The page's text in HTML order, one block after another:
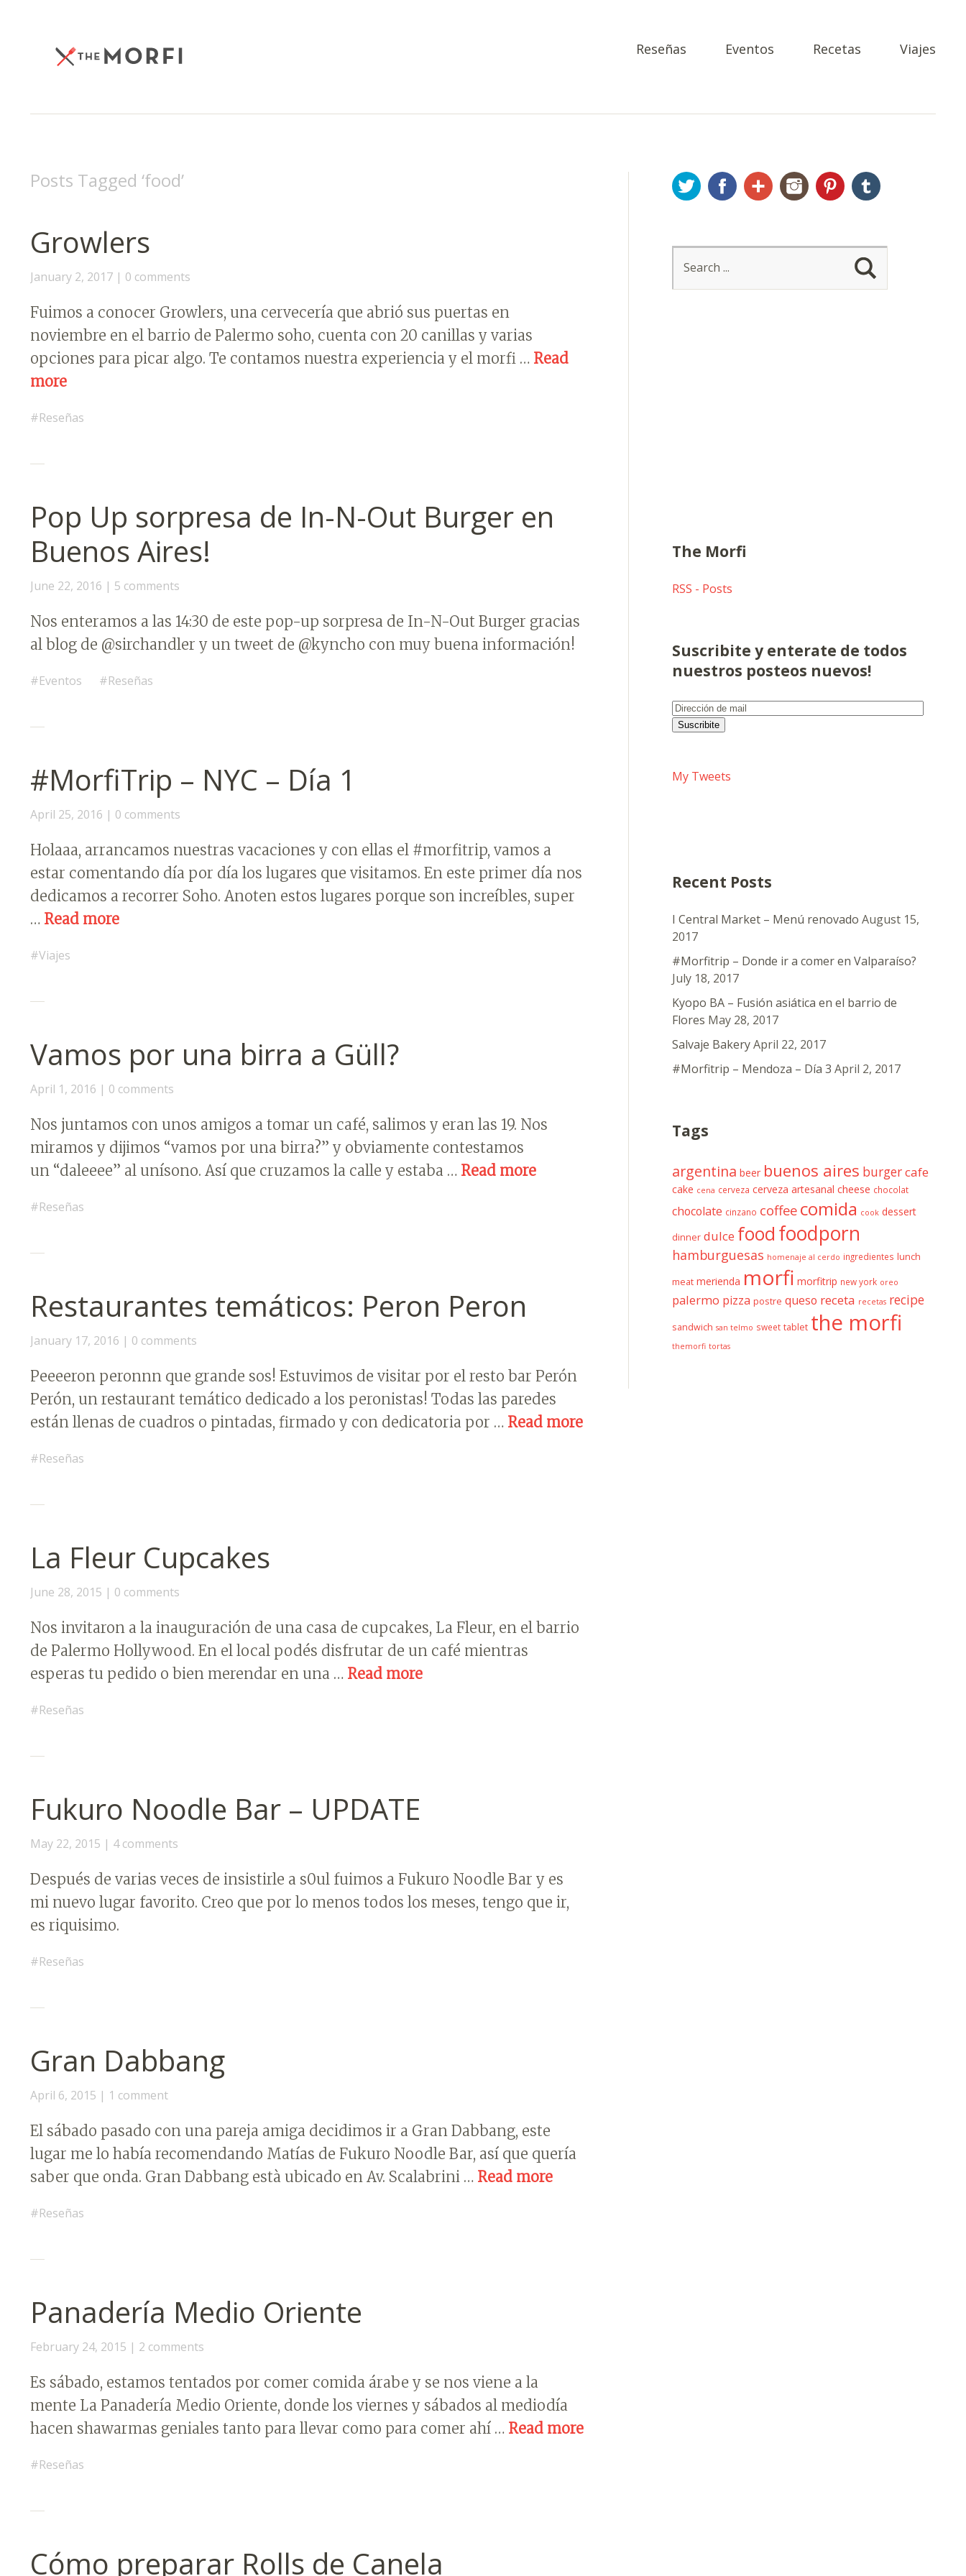
Reseñas Eventos Recetas Viajes
Posts Tagged ‘food’
Growlers
January 2, 2017 0 comments
Fuimos a conocer Growlers, una cervecería que abrió sus puertas en
noviembre en el barrio de Palermo soho, cuenta con 20 canillas y varias
opciones para picar algo. Te contamos nuestra experiencia y el morfi … Read
more
Reseñas
Pop Up sorpresa de In-N-Out Burger en
Buenos Aires!
June 22, 2016 5 comments
Nos enteramos a las 14:30 de este pop-up sorpresa de In-N-Out Burger gracias
al blog de @sirchandler y un tweet de @kyncho con muy buena información!
Eventos Reseñas
#MorfiTrip – NYC – Día 1
April 25, 2016 0 comments
Holaaa, arrancamos nuestras vacaciones y con ellas el #morfitrip, vamos a
estar comentando día por día los lugares que visitamos. En este primer día nos
dedicamos a recorrer Soho. Anoten estos lugares porque son increíbles, super
… Read more
Viajes
Vamos por una birra a Güll?
April 1, 2016 0 comments
Nos juntamos con unos amigos a tomar un café, salimos y eran las 19. Nos
miramos y dijimos “vamos por una birra?” y obviamente contestamos
un “daleeee” al unísono. Así que cruzamos la calle y estaba … Read more
Reseñas
Restaurantes temáticos: Peron Peron
January 17, 2016 0 comments
Peeeeron peronnn que grande sos! Estuvimos de visitar por el resto bar Perón
Perón, un restaurant temático dedicado a los peronistas! Todas las paredes
están llenas de cuadros o pintadas, firmado y con dedicatoria por … Read more
Reseñas
La Fleur Cupcakes
June 28, 2015 0 comments
Nos invitaron a la inauguración de una casa de cupcakes, La Fleur, en el barrio
de Palermo Hollywood. En el local podés disfrutar de un café mientras
esperas tu pedido o bien merendar en una … Read more
Reseñas
Fukuro Noodle Bar – UPDATE
May 22, 2015 4 comments
Después de varias veces de insistirle a s0ul fuimos a Fukuro Noodle Bar y es
mi nuevo lugar favorito. Creo que por lo menos todos los meses, tengo que ir,
es riquisimo.
Reseñas
Gran Dabbang
April 6, 2015 1 comment
El sábado pasado con una pareja amiga decidimos ir a Gran Dabbang, este
lugar me lo había recomendando Matías de Fukuro Noodle Bar, así que quería
saber que onda. Gran Dabbang està ubicado en Av. Scalabrini … Read more
Reseñas
Panadería Medio Oriente
February 24, 2015 2 comments
Es sábado, estamos tentados por comer comida árabe y se nos viene a la
mente La Panadería Medio Oriente, donde los viernes y sábados al mediodía
hacen shawarmas geniales tanto para llevar como para comer ahí … Read more
Reseñas
Cómo preparar Rolls de Canela
TwitterFacebookGoogle+InstagramPinterestTumblr
The Morfi
RSS - Posts
Suscribite y enterate de todos
nuestros posteos nuevos!
Dirección
deSuscribite
My Tweets
Recent Posts
I Central Market – Menú renovado August 15,
2017
#Morfitrip – Donde ir a comer en Valparaíso?
July 18, 2017
Kyopo BA – Fusión asiática en el barrio de
Flores May 28, 2017
Salvaje Bakery April 22, 2017
#Morfitrip – Mendoza – Día 3 April 2, 2017
Tags
argentina beer buenos aires burgercafe
cake cena cerveza cerveza artesanal cheese chocolat
chocolate cinzano coffee comida cook dessert
dinner dulce food foodporn
hamburguesas homenaje al cerdo ingredientes lunch
meat merienda morfi morfitrip new york oreo
palermo pizza postre queso receta recetas recipe
sandwich san telmo sweet tablet the morfi
themorfi tortas